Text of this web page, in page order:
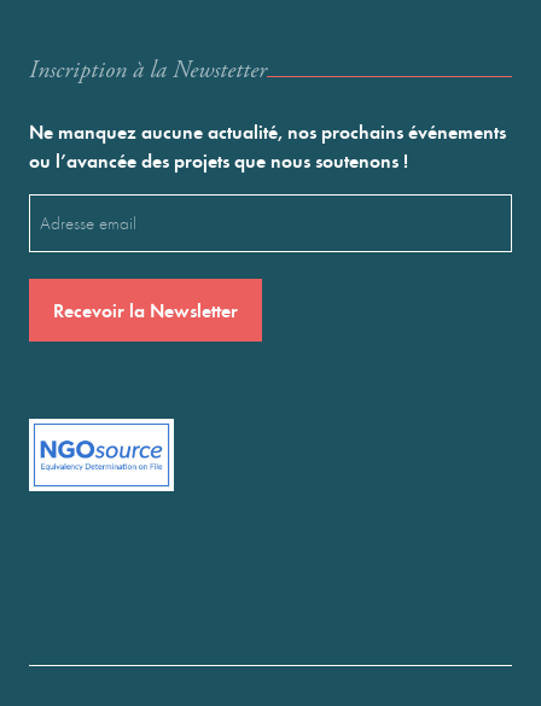
Inscription à la Newstetter
Ne manquez aucune actualité, nos prochains événements
ou l’avancée des projets que nous soutenons !
(Nécessaire)